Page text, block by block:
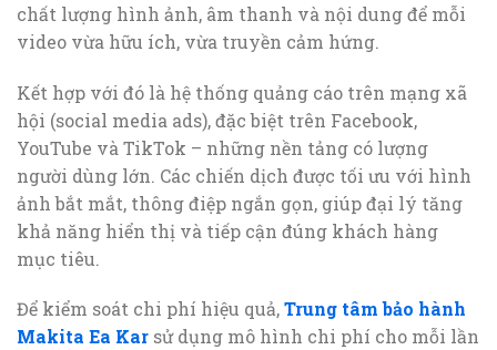
chất lượng hình ảnh, âm thanh và nội dung để mỗi
video vừa hữu ích, vừa truyền cảm hứng.
Kết hợp với đó là hệ thống quảng cáo trên mạng xã
hội (social media ads), đặc biệt trên Facebook,
YouTube và TikTok – những nền tảng có lượng
người dùng lớn. Các chiến dịch được tối ưu với hình
ảnh bắt mắt, thông điệp ngắn gọn, giúp đại lý tăng
khả năng hiển thị và tiếp cận đúng khách hàng
mục tiêu.
Để kiểm soát chi phí hiệu quả,Trung tâm bảo hành
Makita Ea Kar sử dụng mô hình chi phí cho mỗi lần